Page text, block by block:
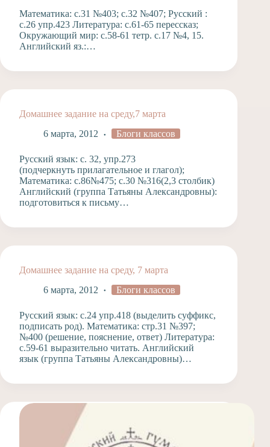
Математика: с.31 №403; с.32 №407; Русский :
с.26 упр.423 Литература: с.61-65 перессказ;
Окружающий мир: с.58-61 тетр. с.17 №4, 15.
Английский яз.:…
Домашнее задание на среду,7 марта
6 марта, 2012
Блоги классов
Русский язык: с. 32, упр.273
(подчеркнуть прилагательное и глагол);
Математика: с.86№475; с.30 №316(2,3 столбик)
Английский (группа Татьяны Александровны):
подготовиться к письму…
Домашнее задание на среду, 7 марта
6 марта, 2012
Блоги классов
Русский язык: с.24 упр.418 (выделить суффикс,
подписать род). Математика: стр.31 №397;
№400 (решение, пояснение, ответ) Литература:
с.59-61 выразительно читать. Английский
язык (группа Татьяны Александровны)…